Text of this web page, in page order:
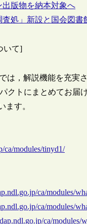
版物を納本対象へ
処」新設と国会図書
いて]
は，解説機能を充
クトにまとめてお届
ます。
ca/modules/tinyd1/
ca/modules/
ca/modules/
ca/modules/